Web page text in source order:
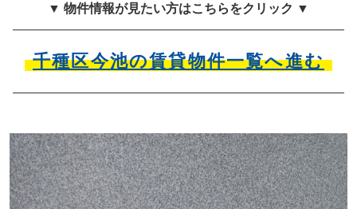
▼ 物件情報が見たい方はこちらをクリック ▼
千種区今池の賃貸物件一覧へ進む